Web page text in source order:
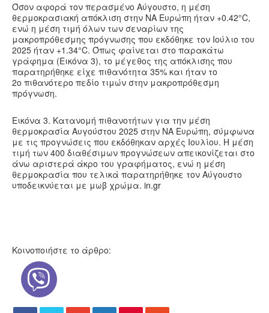
Όσον αφορά τον περασμένο Αύγουστο, η μέση
θερμοκρασιακή απόκλιση στην ΝΑ Ευρώπη ήταν +0.42°C,
ενώ η μέση τιμή όλων των σεναρίων της
μακροπρόθεσμης πρόγνωσης που εκδόθηκε τον Ιούλιο του
2025 ήταν +1.34°C. Όπως φαίνεται στο παρακάτω
γράφημα (Εικόνα 3), το μέγεθος της απόκλισης που
παρατηρήθηκε είχε πιθανότητα 35% και ήταν το
2ο πιθανότερο πεδίο τιμών στην μακροπρόθεσμη
πρόγνωση.
Εικόνα 3. Κατανομή πιθανοτήτων για την μέση
θερμοκρασία Αυγούστου 2025 στην ΝΑ Ευρώπη, σύμφωνα
με τις προγνώσεις που εκδόθηκαν αρχές Ιουλίου. Η μέση
τιμή των 400 διαθέσιμων προγνώσεων απεικονίζεται στο
άνω αριστερά άκρο του γραφήματος, ενώ η μέση
θερμοκρασία που τελικά παρατηρήθηκε τον Αύγουστο
υποδεικνύεται με μωβ χρώμα. in.gr
Κοινοποιήστε το άρθρο: